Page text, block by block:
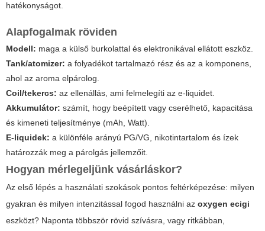
hatékonyságot.
Alapfogalmak röviden
Modell: maga a külső burkolattal és elektronikával ellátott eszköz.
Tank/atomizer: a folyadékot tartalmazó rész és az a komponens,
ahol az aroma elpárolog.
Coil/tekercs: az ellenállás, ami felmelegíti az e-liquidet.
Akkumulátor: számít, hogy beépített vagy cserélhető, kapacitása
és kimeneti teljesítménye (mAh, Watt).
E-liquidek: a különféle arányú PG/VG, nikotintartalom és ízek
határozzák meg a párolgás jellemzőit.
Hogyan mérlegeljünk vásárláskor?
Az első lépés a használati szokások pontos feltérképezése: milyen
gyakran és milyen intenzitással fogod használni az oxygen ecigi
eszközt? Naponta többször rövid szívásra, vagy ritkábban,